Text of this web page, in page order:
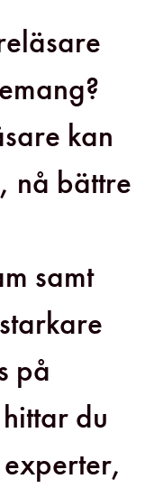
kan
nå bättre
samt
på
du